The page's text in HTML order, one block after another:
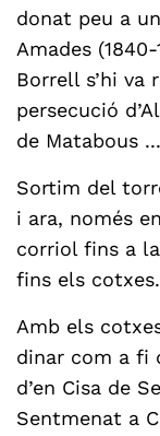
donat peu a
Amades
Borrell s’hi va
persecució
de Matabous ...
Sortim del
i ara, només
corriol fins a
fins els cotxes.
Amb els
dinar com a fi
d’en Cisa de
Sentmenat a